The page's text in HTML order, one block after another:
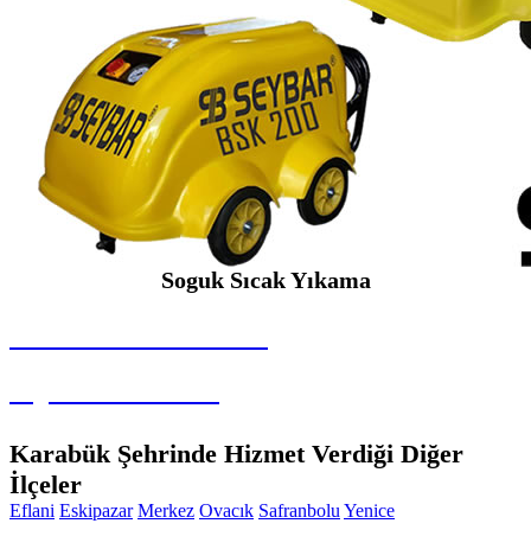
Soguk Sıcak Yıkama
Karabük Şehrinde Hizmet Verdiği Diğer
İlçeler
Eflani Eskipazar Merkez Ovacık Safranbolu Yenice